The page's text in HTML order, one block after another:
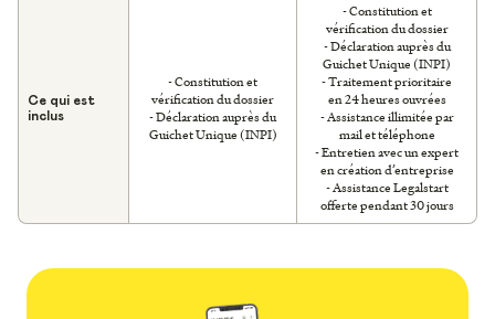
Ce qui est
inclus
- Constitution et
vérification du dossier
- Déclaration auprès du
Guichet Unique (INPI)
- Constitution et
vérification du dossier
- Déclaration auprès du
Guichet Unique (INPI)
- Traitement prioritaire
en 24 heures ouvrées
- Assistance illimitée par
mail et téléphone
- Entretien avec un expert
en création d’entreprise
- Assistance Legalstart
offerte pendant 30 jours